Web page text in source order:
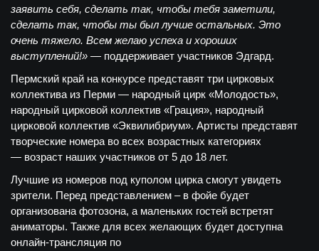
заявить себя, сделать так, чтобы тебя заметили,
сделать так, чтобы ты был лучше остальных. Это
очень тяжело. Всем желаю успеха и хороших
выступлений!» — поддерживает участников Эдгард.
Пермский край на конкурсе представят три цирковых
коллектива из Перми — народный цирк «Молодость»,
народный цирковой коллектив «Грация», народный
цирковой коллектив «Эквилибриум». Артисты представят
творческие номера во всех возрастных категориях
— возраст наших участников от 5 до 18 лет.
Лучшие из номеров под куполом цирка смогут увидеть
зрители. Перед представлением – в фойе будет
организована фотозона, а маленьких гостей встретят
аниматоры. Также для всех желающих будет доступна
онлайн-трансляция по